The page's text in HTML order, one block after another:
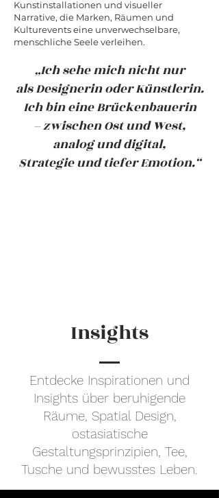
Kunstinstallationen und visueller
Narrative, die Marken, Räumen und
Kulturevents eine unverwechselbare,
menschliche Seele verleihen.
„Ich sehe mich nicht nur
als Designerinoder Künstlerin.
Ich bin eine Brückenbauerin
– zwischen Ost und West,
analog und digital,
Strategie und tiefer Emotion.“
Insights
Entdecke Inspirationen und
Insights über beruhigende
Räume, Spatial Design,
ostasiatische
Gestaltungsprinzipien, Tee,
Tusche und bewusstes Leben.